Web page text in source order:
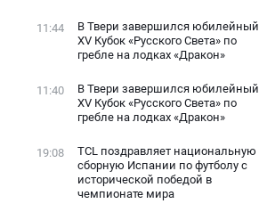
11:44
В Твери завершился юбилейный
XV Кубок «Русского Света» по
гребле на лодках «Дракон»
11:40
В Твери завершился юбилейный
XV Кубок «Русского Света» по
гребле на лодках «Дракон»
19:08
TCL поздравляет национальную
сборную Испании по футболу с
исторической победой в
чемпионате мира